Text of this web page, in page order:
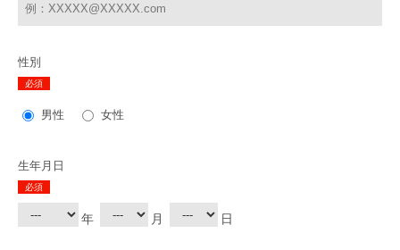
性別
必須
男性 女性
生年月日
必須
年 月 日